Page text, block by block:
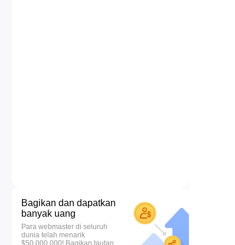
Bagikan dan dapatkan
banyak uang
Para webmaster di seluruh
dunia telah menarik
$50.000.000! Bagikan tautan